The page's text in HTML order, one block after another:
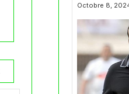
Octobre 8,